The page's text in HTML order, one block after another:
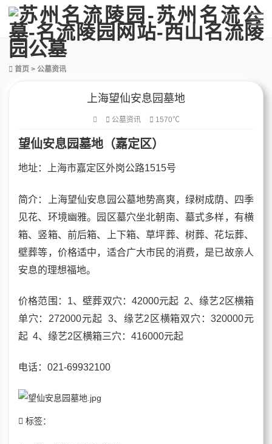
首页 > 公墓资讯
上海望仙安息园墓地
公墓资讯 1570℃
望仙安息园墓地（嘉定区）
地址：上海市嘉定区外岗公路1515号
简介：上海望仙安息园公墓地势高爽，绿树成荫、四季
见花、环境幽雅。园区墓穴坐北朝南、墓式多样，有横
箱、竖箱、前后箱、上下箱、草坪葬、树葬、花坛葬、
壁葬等，价格适中，适合广大市民的消费，是已故亲人
安息的理想福地。
价格范围：1、壁葬双穴：42000元起 2、缘艺2区横箱
单穴：272000元起 3、缘艺2区横箱双穴：320000元
起 4、缘艺2区横箱三穴：416000元起
电话：021-69932100
标签：